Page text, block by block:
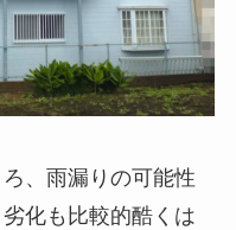
、雨漏りの可能性
化も比較的酷くは